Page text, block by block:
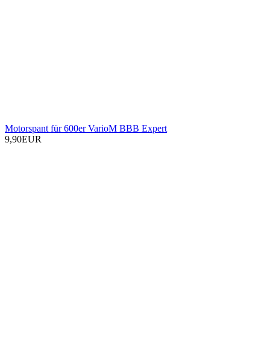
Motorspant für 600er VarioM BBB Expert
9,90EUR